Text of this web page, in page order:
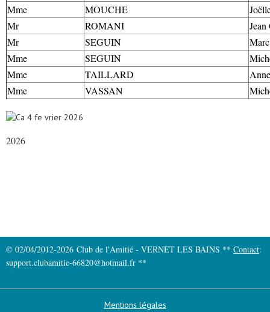
2026
Mme
MOUCHE
Mr
ROMANI
Jean
Mr
SEGUIN
Marc
Mme
SEGUIN
Mme
TAILLARD
Mme
VASSAN
© 02/04/2012-2026 Club de l'Amitié - VERNET LES BAINS ** Contact:
support.clubamitie-66820@hotmail.fr **
Mentions légales